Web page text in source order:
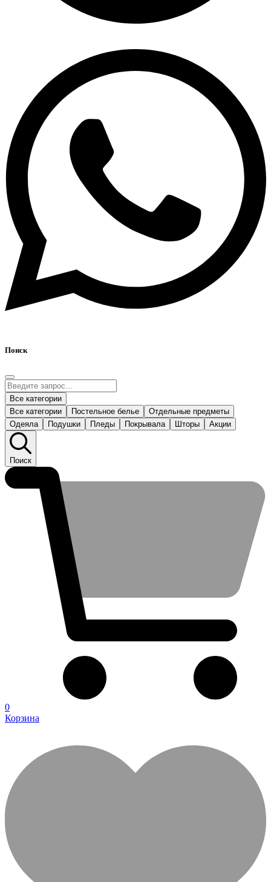
Поиск
Все категории
Все категории
Постельное белье
Отдельные предметы
Одеяла
Подушки Пледы Покрывала Шторы Акции
Поиск
0
Корзина